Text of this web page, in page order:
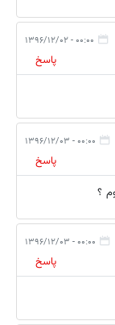
۰۰:۰۰ - ۱۳۹۶/۱۲/۰۲
پاسخ
۰۰:۰۰ - ۱۳۹۶/۱۲/۰۳
پاسخ
؟
۰۰:۰۰ - ۱۳۹۶/۱۲/۰۳
پاسخ